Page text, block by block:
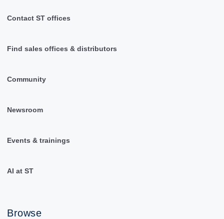
Contact ST offices
Find sales offices & distributors
Community
Newsroom
Events & trainings
AI at ST
Browse